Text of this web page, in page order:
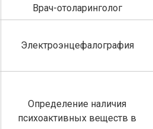
Врач-отоларинголог
Электроэнцефалография
Определение наличия
психоактивных веществ в